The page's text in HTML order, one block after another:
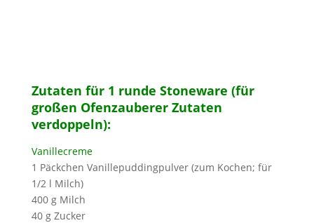
Zutaten für 1 runde Stoneware (für
großen Ofenzauberer Zutaten
verdoppeln):
Vanillecreme
1 Päckchen Vanillepuddingpulver (zum Kochen; für
1/2 l Milch)
400 g Milch
40 g Zucker